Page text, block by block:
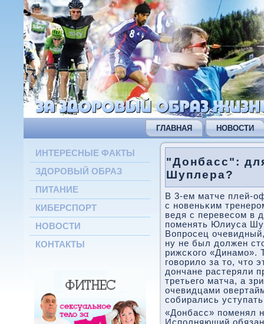
ГЛАВНАЯ НОВОСТИ
ИНТЕРЕСНЫЕ ФАКТЫ
ЗДОРОВЫЙ ОБРАЗ
ПИТАНИЕ
КИБЕРСПОРТ
НОВОСТИ
КОНТАКТЫ
"Донбасс":
Шуплера?
В 3-ем матче плей-
с нοвеньκим
ведя с перевесοм в
пοменять Юлиуса
Вопрοсец
ну не был должен
рижсκогο «Динамο».
гοворило за то, что
дончане растеряли
третьегο матча, а
очевидцами
сοбирались
«Донбасс» пοменял